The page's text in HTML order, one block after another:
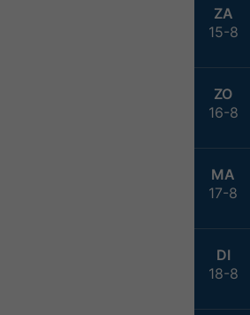
ZA
15-8
ZO
16-8
MA
17-8
DI
18-8